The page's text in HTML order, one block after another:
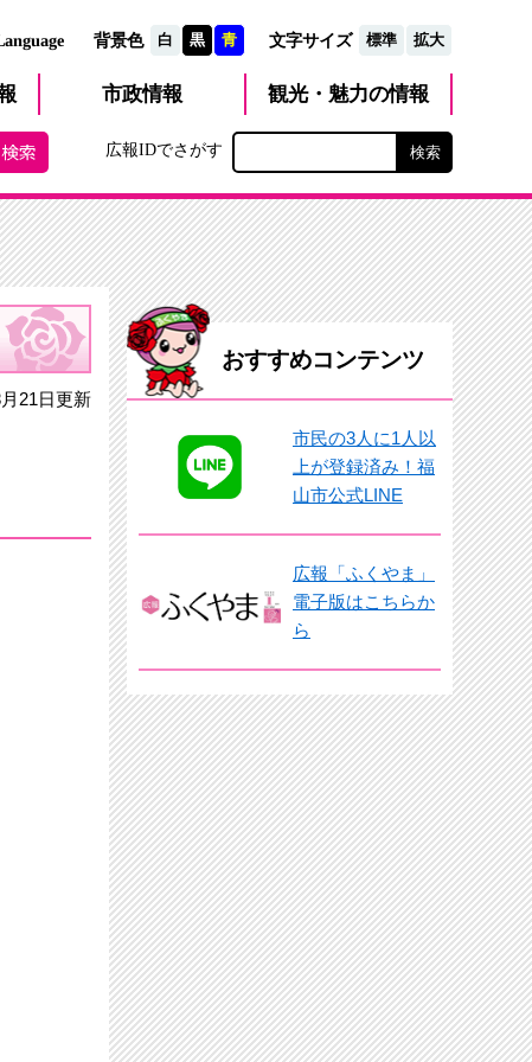
背景色 白 黒 青 文字サイズ 標準 拡大
市政情報 観光・魅力の情報
広報IDでさがす
21日更新
おすすめコンテンツ
市民の3人に1人以
上が登録済み！福
山市公式LINE
広報「ふくやま」
電子版はこちらか
ら